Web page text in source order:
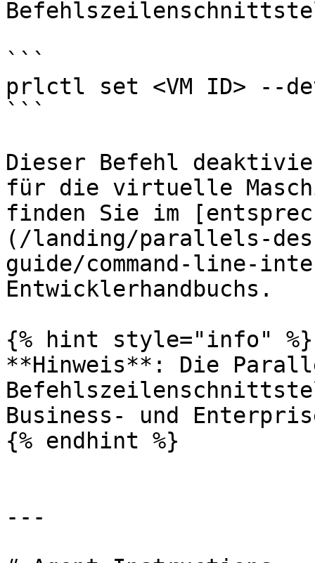
```
prlctl set <VM ID> --
```
Dieser Befehl
für die virtuelle
finden Sie im
(/landing/parallels-
guide/command-line-
Entwicklerhandbuchs.
{% hint style="info" %}
**Hinweis**: Die
Business- und
{% endhint %}
---